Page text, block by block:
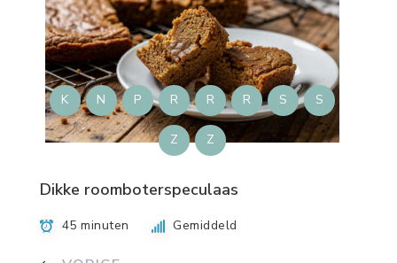
K N P R R R S S
Z Z
Dikke roomboterspeculaas
45 minuten Gemiddeld